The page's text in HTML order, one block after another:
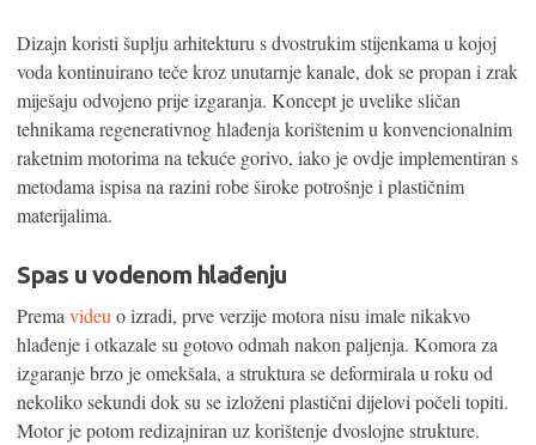
Dizajn koristi šuplju arhitekturu s dvostrukim stijenkama u kojoj
voda kontinuirano teče kroz unutarnje kanale, dok se propan i zrak
miješaju odvojeno prije izgaranja. Koncept je uvelike sličan
tehnikama regenerativnog hlađenja korištenim u konvencionalnim
raketnim motorima na tekuće gorivo, iako je ovdje implementiran s
metodama ispisa na razini robe široke potrošnje i plastičnim
materijalima.
Spas u vodenom hlađenju
Premavideuo izradi, prve verzije motora nisu imale nikakvo
hlađenje i otkazale su gotovo odmah nakon paljenja. Komora za
izgaranje brzo je omekšala, a struktura se deformirala u roku od
nekoliko sekundi dok su se izloženi plastični dijelovi počeli topiti.
Motor je potom redizajniran uz korištenje dvoslojne strukture.